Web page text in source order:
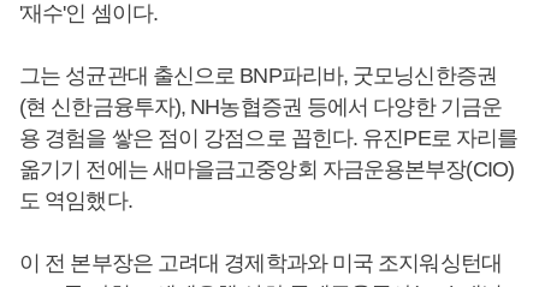
'재수'인 셈이다.
그는 성균관대 출신으로 BNP파리바, 굿모닝신한증권
(현 신한금융투자), NH농협증권 등에서 다양한 기금운
용 경험을 쌓은 점이 강점으로 꼽힌다. 유진PE로 자리를
옮기기 전에는 새마을금고중앙회 자금운용본부장(CIO)
도 역임했다.
이 전 본부장은 고려대 경제학과와 미국 조지워싱턴대